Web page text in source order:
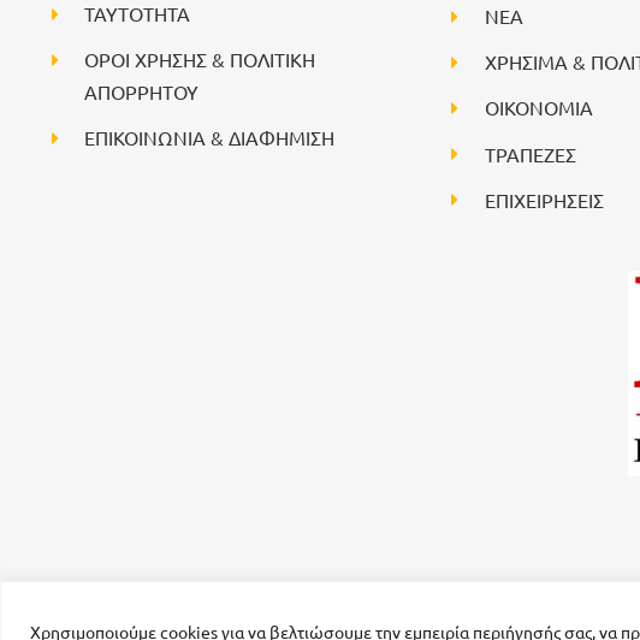
Χρησιμοποιούμε cookies για να βελτιώσουμε την εμπειρία περιήγησής σας, να
ΤΑΥΤΟΤΗΤΑ
ΟΡΟΙ ΧΡΗΣΗΣ & ΠΟΛΙΤΙΚΗ
ΑΠΟΡΡΗΤΟΥ
ΕΠΙΚΟΙΝΩΝΙΑ & ΔΙΑΦΗΜΙΣΗ
NEA
ΧΡΗΣΙΜΑ &
ΟΙΚΟΝΟΜΙΑ
ΤΡΑΠΕΖΕΣ
ΕΠΙΧΕΙΡΗΣΕΙΣ